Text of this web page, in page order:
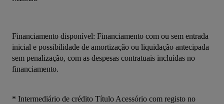
Financiamento disponível: Financiamento com ou sem entrada
inicial e possibilidade de amortização ou liquidação antecipada
sem penalização, com as despesas contratuais incluídas no
financiamento.
* Intermediário de crédito Título Acessório com registo no